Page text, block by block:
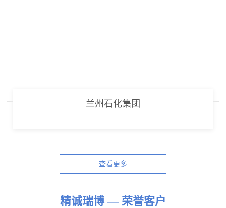
兰州石化集团
查看更多
精诚瑞博 — 荣誉客户